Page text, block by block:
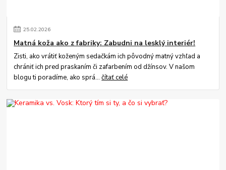
25.02.2026
Matná koža ako z fabriky: Zabudni na lesklý interiér!
Zisti, ako vrátiť koženým sedačkám ich pôvodný matný vzhľad a
chrániť ich pred praskaním či zafarbením od džínsov. V našom
blogu ti poradíme, ako sprá...čítať celé